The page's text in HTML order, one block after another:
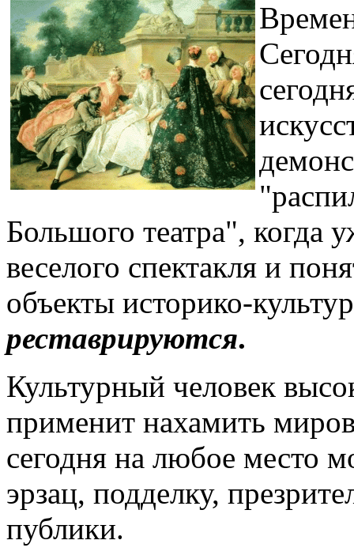
Большого театра", когда
веселого спектакля и
объекты историко-
реставрируются.
Культурный человек
применит нахамить
сегодня на любое место
эрзац, подделку,
публики.